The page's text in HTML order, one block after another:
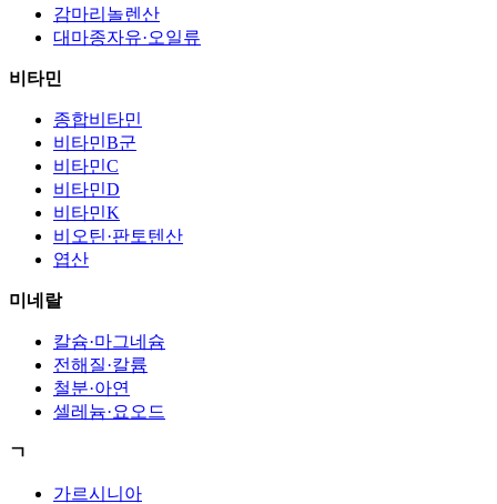
감마리놀렌산
대마종자유·오일류
비타민
종합비타민
비타민B군
비타민C
비타민D
비타민K
비오틴·판토텐산
엽산
미네랄
칼슘·마그네슘
전해질·칼륨
철분·아연
셀레늄·요오드
ㄱ
가르시니아